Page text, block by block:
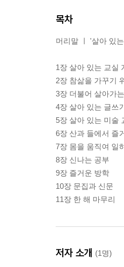
목차
머리말 ㅣ '살아 있
1장 살아 있는 교실
2장 참삶을 가꾸기
3장 더불어 살아가
4장 살아 있는 글쓰
5장 살아 있는 미술
6장 산과 들에서 즐
7장 몸을 움직여 일
8장 신나는 공부
9장 즐거운 방학
10장 문집과 신문
11장 한 해 마무리
저자 소개 (1명)